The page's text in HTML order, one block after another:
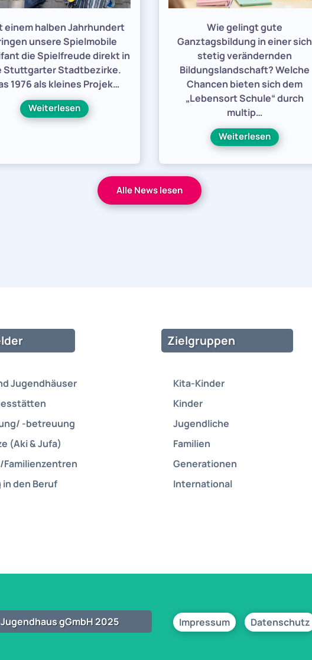
einem halben Jahrhundert
unsere Spielmobile
die Spielfreude direkt in
Stuttgarter Stadtbezirke.
1976 als kleines Projek…
Weiterlesen
Wie gelingt gute
Ganztagsbildung in einer sich
stetig verändernden
Bildungslandschaft? Welche
Chancen bieten sich dem
„Lebensort Schule“ durch
multip…
Weiterlesen
Alle News lesen
Jugendhäuser
-betreuung
(Aki & Jufa)
den Beruf
Zielgruppen
Kita-Kinder
Kinder
Jugendliche
Familien
Generationen
International
gGmbH 2025 Impressum Datenschutz